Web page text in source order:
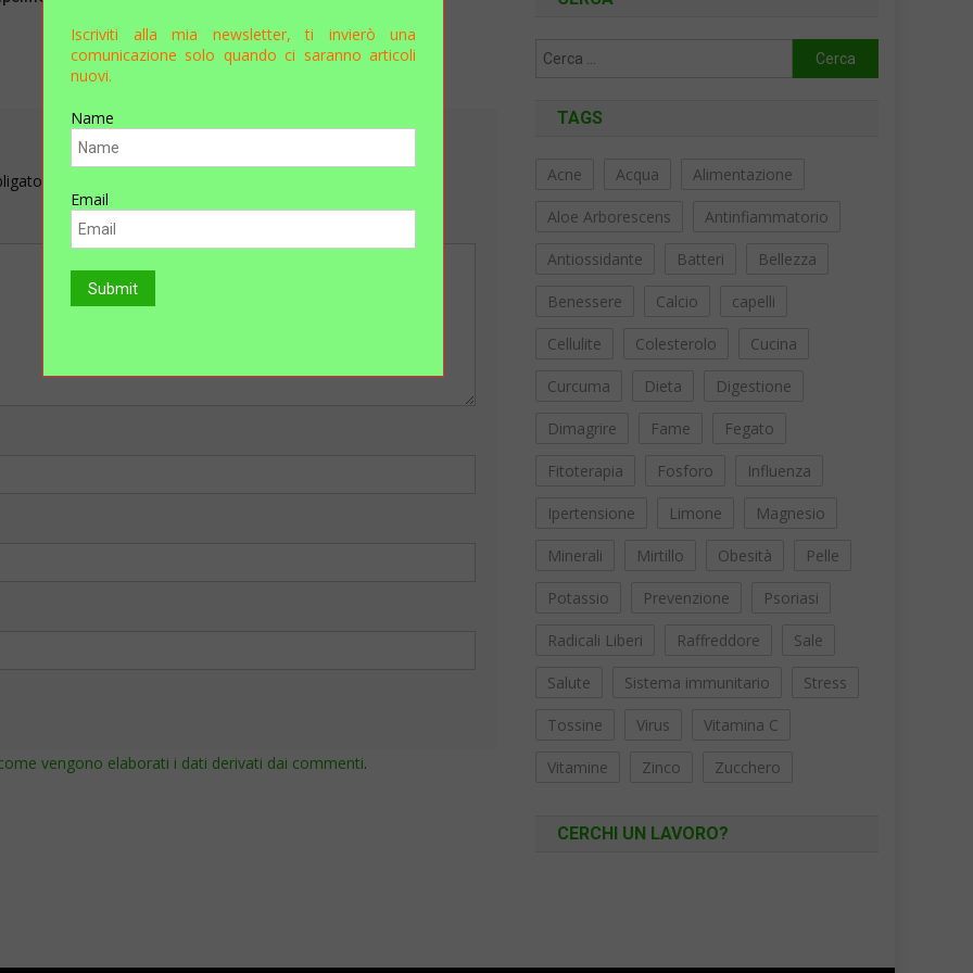
Rosanna
sono contrassegnati
vengono elaborati i dati derivati dai commenti.
Ricerca
per:
TAGS
Acne Acqua Alimentazione
Aloe Arborescens Antinfiammatorio
Antiossidante Batteri Bellezza
Benessere Calcio capelli
Cellulite Colesterolo Cucina
Curcuma Dieta Digestione
Dimagrire Fame Fegato
Fitoterapia Fosforo Influenza
Ipertensione Limone Magnesio
Minerali Mirtillo Obesità Pelle
Potassio Prevenzione Psoriasi
Radicali Liberi Raffreddore Sale
Salute Sistema immunitario Stress
Tossine Virus Vitamina C
Vitamine Zinco Zucchero
CERCHI UN LAVORO?
Iscriviti alla mia newsletter, ti invierò una
comunicazione solo quando ci saranno articoli
nuovi.
Name
Email